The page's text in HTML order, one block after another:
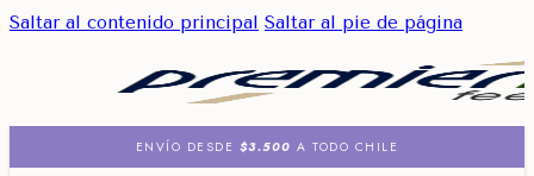
Saltar al contenido principal Saltar al pie de página
ENVÍO DESDE $3.500 A TODO CHILE